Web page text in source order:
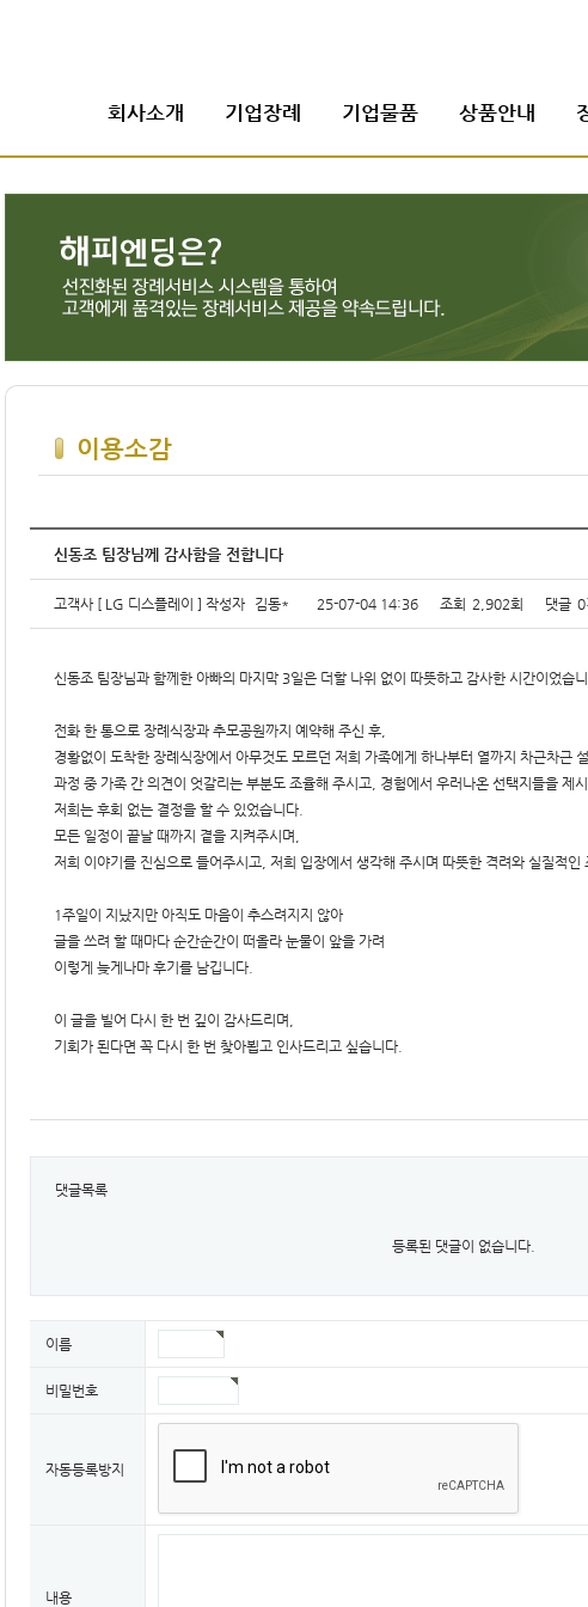
회사소개 기업장례 기업물품 상품안내
이용소감
신동조 팀장님께 감사함을 전합니다
고객사 [ LG 디스플레이 ] 작성자 김동* 25-07-04 14:36 조회 2,902회 댓글 0
신동조 팀장님과 함께한 아빠의 마지막 3일은 더할 나위 없이 따뜻하고 감사한 시간이었습니
전화 한 통으로 장례식장과 추모공원까지 예약해 주신 후,
경황없이 도착한 장례식장에서 아무것도 모르던 저희 가족에게 하나부터 열까지 차근차근
과정 중 가족 간 의견이 엇갈리는 부분도 조율해 주시고, 경험에서 우러나온 선택지들을 제
저희는 후회 없는 결정을 할 수 있었습니다.
모든 일정이 끝날 때까지 곁을 지켜주시며,
저희 이야기를 진심으로 들어주시고, 저희 입장에서 생각해 주시며 따뜻한 격려와 실질적인
1주일이 지났지만 아직도 마음이 추스려지지 않아
글을 쓰려 할 때마다 순간순간이 떠올라 눈물이 앞을 가려
이렇게 늦게나마 후기를 남깁니다.
이 글을 빌어 다시 한 번 깊이 감사드리며,
기회가 된다면 꼭 다시 한 번 찾아뵙고 인사드리고 싶습니다.
댓글목록
등록된 댓글이 없습니다.
이름
비밀번호
자동등록방지
내용